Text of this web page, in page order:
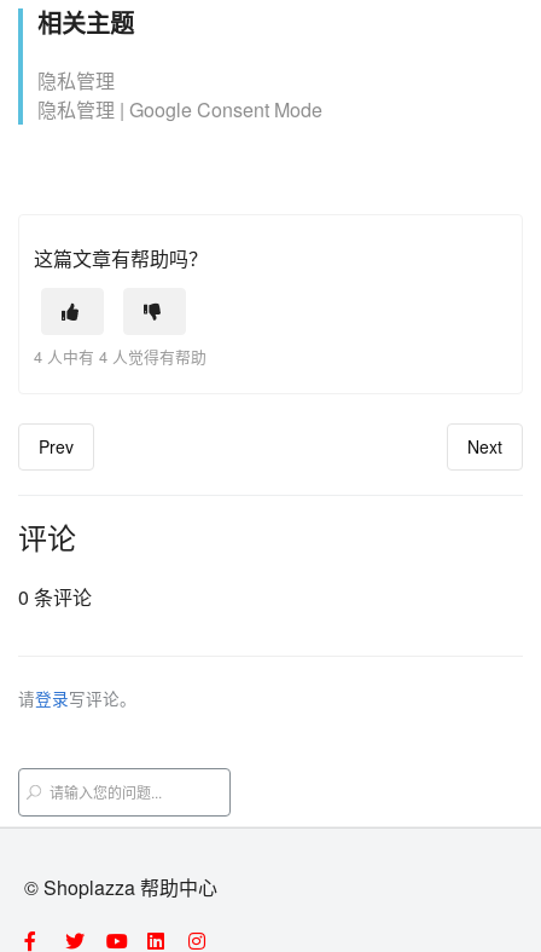
相关主题
隐私管理
隐私管理 | Google Consent Mode
这篇文章有帮助吗？
4 人中有 4 人觉得有帮助
Prev Next
评论
0 条评论
请登录写评论。
© Shoplazza 帮助中心